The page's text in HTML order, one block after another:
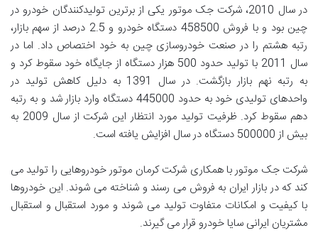
در سال 2010، شرکت جک موتور یکی از برترین تولیدکنندگان خودرو در
چین بود و با فروش 458500 دستگاه خودرو و 2.5 درصد از سهم بازار،
رتبه هشتم را در صنعت خودروسازی چین به خود اختصاص داد. اما در
سال 2011 با تولید حدود 500 هزار دستگاه از جایگاه خود سقوط کرد و
به رتبه نهم بازار بازگشت. در سال 1391 به دلیل کاهش تولید در
واحدهای تولیدی خود به حدود 445000 دستگاه وارد بازار شد و به رتبه
دهم سقوط کرد. ظرفیت تولید مورد انتظار این شرکت از سال 2009 به
بیش از 500000 دستگاه در سال افزایش یافته است.
شرکت جک موتور با همکاری شرکت کرمان موتور خودروهایی را تولید می
کند که در بازار ایران به فروش می رسند و شناخته می شوند. این خودروها
با کیفیت و امکانات متفاوت تولید می شوند و مورد استقبال و استقبال
مشتریان ایرانی سایا خودرو قرار می گیرند.